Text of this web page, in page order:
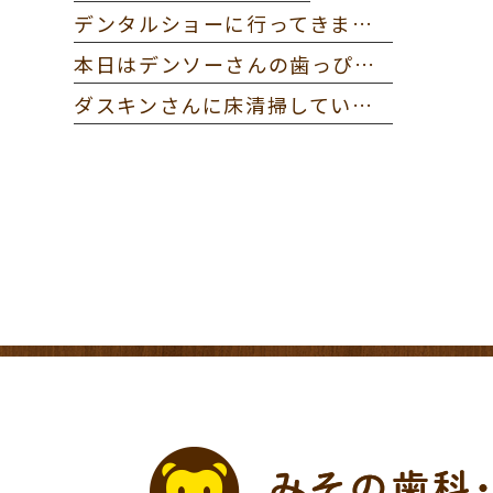
デンタルショーに行ってきました。
本日はデンソーさんの歯っぴー健診に参加してきました。
ダスキンさんに床清掃していただきました。